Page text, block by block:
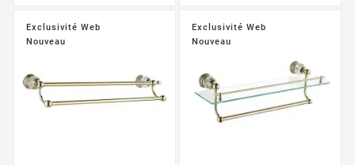
Exclusivité Web
Nouveau
Exclusivité Web
Nouveau